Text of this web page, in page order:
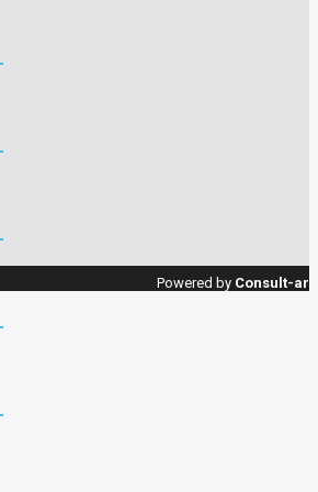
Powered by Consult-ar